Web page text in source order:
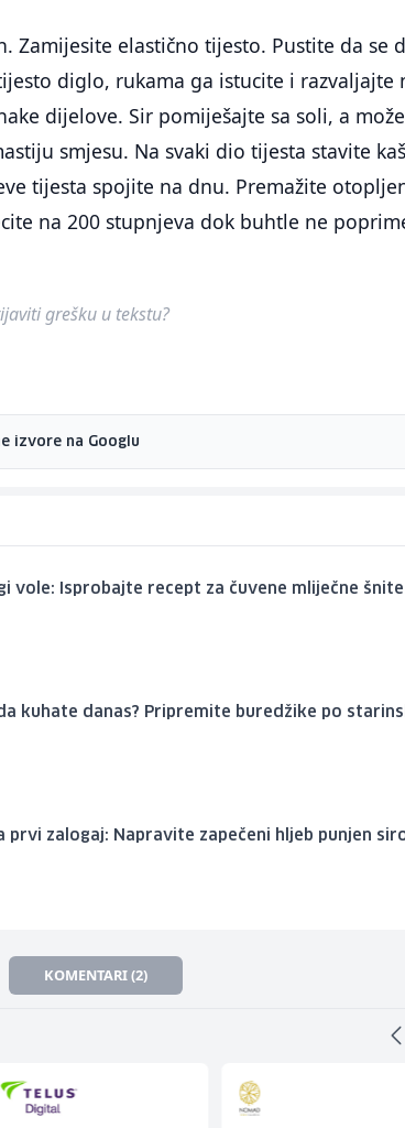
Zamijesite elastično tijesto. Pustite da se
diglo, rukama ga istucite i razvaljajte
dijelove. Sir pomiješajte sa soli, a
smjesu. Na svaki dio tijesta stavite
tijesta spojite na dnu. Premažite
na 200 stupnjeva dok buhtle ne
grešku u tekstu?
izvore na Googlu
vole: Isprobajte recept za čuvene mliječne šnite
kuhate danas? Pripremite buredžike po
prvi zalogaj: Napravite zapečeni hljeb punjen
KOMENTARI (2)